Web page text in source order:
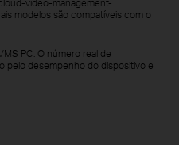
video-management-
modelos são compatíveis com o
PC. O número real de
pelo desempenho do dispositivo e